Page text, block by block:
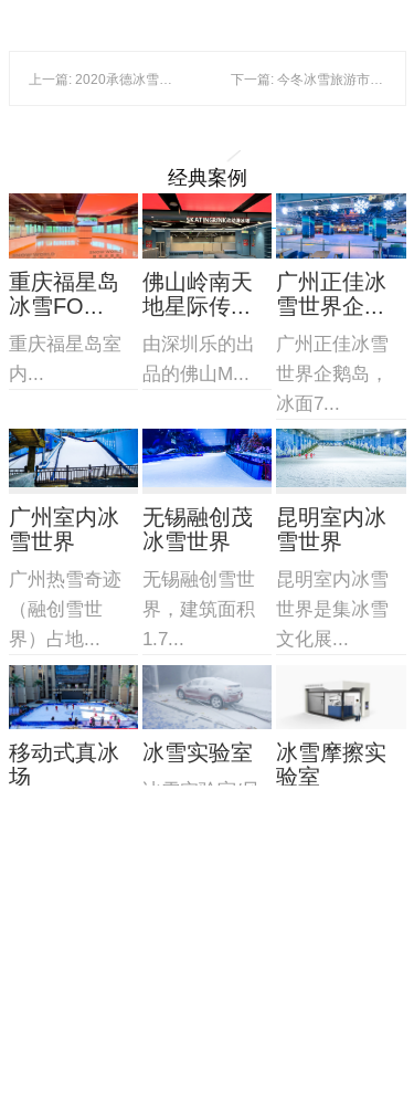
下一篇: 今冬冰雪旅游市场会“报复性增长”吗，资源方和渠道方需思考什么？
经典案例
重庆福星岛
冰雪FO...
重庆福星岛室
内...
佛山岭南天
地星际传...
由深圳乐的出
品的佛山M...
广州正佳冰
雪世界企...
广州正佳冰雪
世界企鹅岛，
冰面7...
广州室内冰
雪世界
广州热雪奇迹
（融创雪世
界）占地...
无锡融创茂
冰雪世界
无锡融创雪世
界，建筑面积
1.7...
昆明室内冰
雪世界
昆明室内冰雪
世界是集冰雪
文化展...
移动式真冰
场
冰雪实验室
冰雪实验室/风
冰雪摩擦实
验室